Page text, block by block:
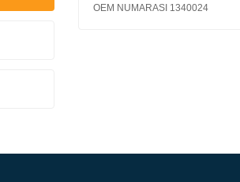
OEM NUMARASI 1340024